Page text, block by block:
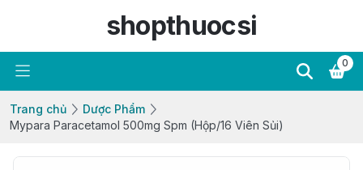
shopthuocsi
0
Trang chủ
Dược Phẩm
Mypara Paracetamol 500mg Spm (Hộp/16 Viên Sủi)